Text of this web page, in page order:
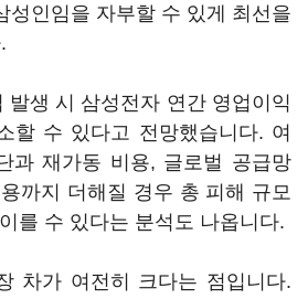
성인임을 자부할 수 있게 최선을
발생 시 삼성전자 연간 영업이익
할 수 있다고 전망했습니다. 여
과 재가동 비용, 글로벌 공급망
까지 더해질 경우 총 피해 규모
를 수 있다는 분석도 나옵니다.
차가 여전히 크다는 점입니다.